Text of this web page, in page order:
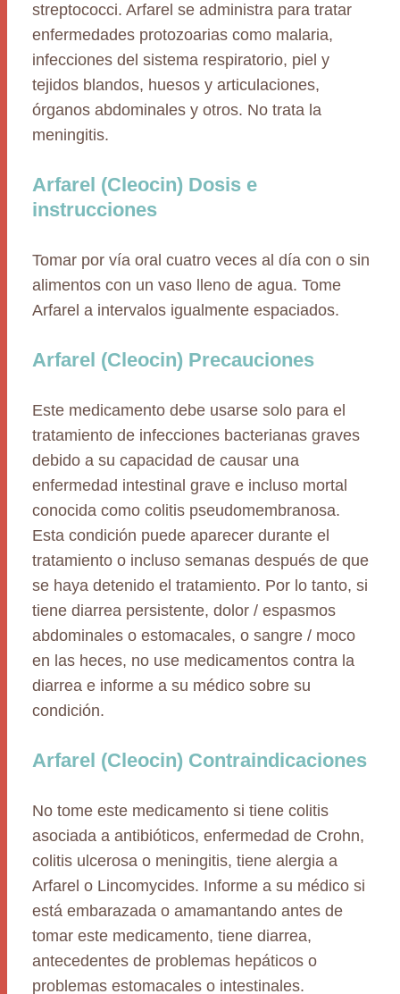
streptococci. Arfarel se administra para tratar
enfermedades protozoarias como malaria,
infecciones del sistema respiratorio, piel y
tejidos blandos, huesos y articulaciones,
órganos abdominales y otros. No trata la
meningitis.
Arfarel (Cleocin) Dosis e
instrucciones
Tomar por vía oral cuatro veces al día con o sin
alimentos con un vaso lleno de agua. Tome
Arfarel a intervalos igualmente espaciados.
Arfarel (Cleocin) Precauciones
Este medicamento debe usarse solo para el
tratamiento de infecciones bacterianas graves
debido a su capacidad de causar una
enfermedad intestinal grave e incluso mortal
conocida como colitis pseudomembranosa.
Esta condición puede aparecer durante el
tratamiento o incluso semanas después de que
se haya detenido el tratamiento. Por lo tanto, si
tiene diarrea persistente, dolor / espasmos
abdominales o estomacales, o sangre / moco
en las heces, no use medicamentos contra la
diarrea e informe a su médico sobre su
condición.
Arfarel (Cleocin) Contraindicaciones
No tome este medicamento si tiene colitis
asociada a antibióticos, enfermedad de Crohn,
colitis ulcerosa o meningitis, tiene alergia a
Arfarel o Lincomycides. Informe a su médico si
está embarazada o amamantando antes de
tomar este medicamento, tiene diarrea,
antecedentes de problemas hepáticos o
problemas estomacales o intestinales.